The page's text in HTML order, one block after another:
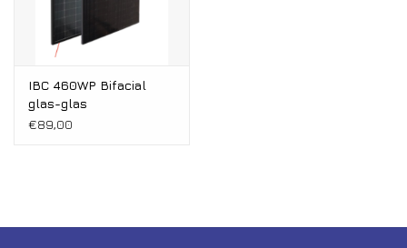
Tips van de Expert
0% BTW tarief
IBC 460WP Bifacial
glas-glas
€89,00